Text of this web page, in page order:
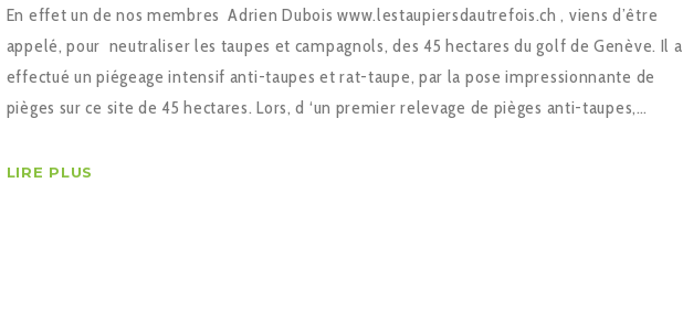
En effet un de nos membres Adrien Dubois www.lestaupiersdautrefois.ch , viens d’être
appelé, pour neutraliser les taupes et campagnols, des 45 hectares du golf de Genève. Il a
effectué un piégeage intensif anti-taupes et rat-taupe, par la pose impressionnante de
pièges sur ce site de 45 hectares. Lors, d ‘un premier relevage de pièges anti-taupes,…
LIRE PLUS